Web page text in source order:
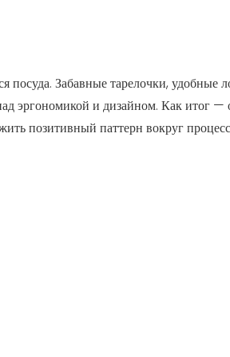
Забавные тарелочки, удобные
и дизайном. Как итог —
позитивный паттерн вокруг